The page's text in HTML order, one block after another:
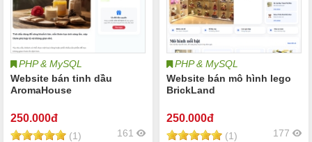
PHP & MySQL
Website bán tinh dầu
AromaHouse
250.000đ
(1) 161
PHP & MySQL
Website bán mô hình lego
BrickLand
250.000đ
(1) 177